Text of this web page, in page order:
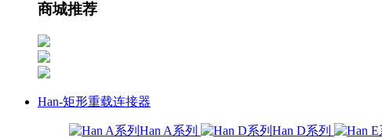
商城推荐
Han-矩形重载连接器
Han A系列 Han D系列